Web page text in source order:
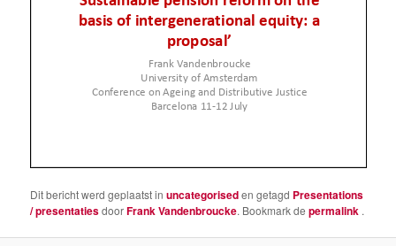
Dit bericht werd geplaatst inuncategoriseden getagd Presentations
/ presentatiesdoorFrank Vandenbroucke. Bookmark depermalink .